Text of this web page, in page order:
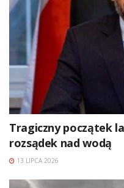
Tragiczny początek
rozsądek nad wodą
13 LIPCA 2026